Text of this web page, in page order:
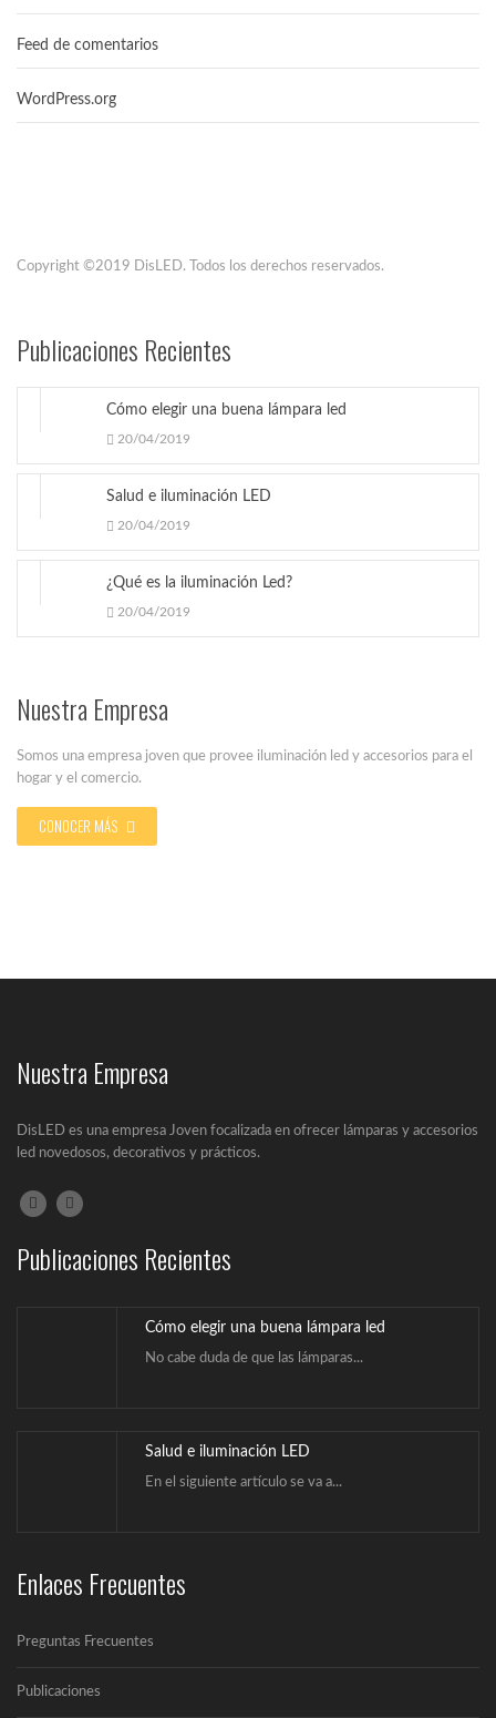
Feed de comentarios
WordPress.org
Copyright ©2019 DisLED. Todos los derechos reservados.
Publicaciones Recientes
Cómo elegir una buena lámpara led
20/04/2019
Salud e iluminación LED
20/04/2019
¿Qué es la iluminación Led?
20/04/2019
Nuestra Empresa
Somos una empresa joven que provee iluminación led y accesorios para el
hogar y el comercio.
CONOCER MÁS
Nuestra Empresa
DisLED es una empresa Joven focalizada en ofrecer lámparas y accesorios
led novedosos, decorativos y prácticos.
Publicaciones Recientes
Cómo elegir una buena lámpara led
No cabe duda de que las lámparas...
Salud e iluminación LED
En el siguiente artículo se va a...
¿Qué es la iluminación Led?
Enlaces Frecuentes
Preguntas Frecuentes
Publicaciones